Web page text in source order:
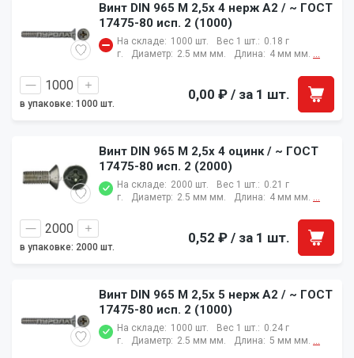
Винт DIN 965 M 2,5x 4 нерж A2 / ~ ГОСТ
17475-80 исп. 2 (1000)
На складе: 1000 шт. Вес 1 шт.: 0.18 г
г.
Диаметр: 2.5 мм мм. Длина: 4 мм мм. ...
в упаковке: 1000 шт.
0,00 ₽ / за 1 шт.
Винт DIN 965 M 2,5x 4 оцинк / ~ ГОСТ
17475-80 исп. 2 (2000)
На складе: 2000 шт. Вес 1 шт.: 0.21 г
г.
Диаметр: 2.5 мм мм. Длина: 4 мм мм. ...
в упаковке: 2000 шт.
0,52 ₽ / за 1 шт.
Винт DIN 965 M 2,5x 5 нерж A2 / ~ ГОСТ
17475-80 исп. 2 (1000)
На складе: 1000 шт. Вес 1 шт.: 0.24 г
г.
Диаметр: 2.5 мм мм. Длина: 5 мм мм. ...